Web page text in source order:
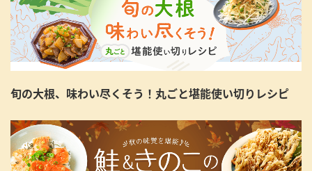
旬の大根、味わい尽くそう！丸ごと堪能使い切りレシピ